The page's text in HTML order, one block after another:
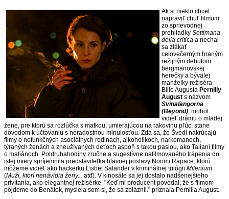
Ak si niekto chcel
napraviť chuť filmom
zo sprievodnej
prehliadky Settimana
della critica a nechal
sa zlákať
celovečerným hraným
režijným debutom
bergmanovskej
herečky a bývalej
manželky režiséra
Bille Augusta Pernilly
August s názvom
Svinalängorna
(Beyond), mohol
vidieť drámu o mladej
žene, pre ktorú sa rozlúčka s matkou, umierajúcou na rakovinu pľúc, stane
dôvodom k účtovaniu s neradostnou minulosťou. Zdá sa, že Švédi nakrúcajú
filmy o nefunkčných asociálnych rodinách, alkoholikoch, narkomanoch,
týraných ženách a zneužívaných deťoch aspoň s takou pasiou, ako Taliani filmy
o mafiánoch. Poldruhahodiny zručne a sugestívne nafilmovaného trápenia do
istej miery spríjemnila predstaviteľka hlavnej postavy Noomi Rapace, ktorú
môžeme vidieť ako hackerku Lisbet Salander v kriminálnej trilógii Milenium
(Muži, ktorí nenávidia ženy... atď). V kinosále sa jej dostalo nadšenejšieho
privítania, ako elegantnej režisérke. "Keď mi producent povedal, že s filmom
pôjdeme do Benátok, myslela som si, že sa zbláznil." priznala Pernilla August.